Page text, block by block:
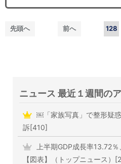
先頭へ 前へ 128
ニュース 最近１週間の
￼「家族写真」で整形疑
訴[410]
上半期GDP成長率13.72
【図表】（トップニュース）